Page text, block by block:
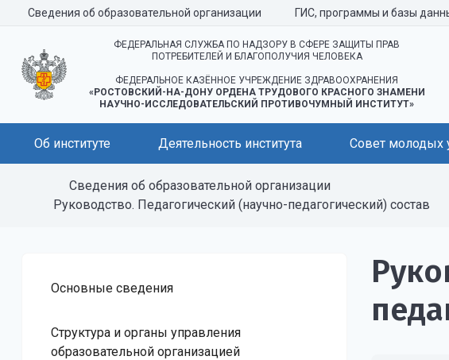
Сведения об образовательной организации ГИС, программы и базы
ФЕДЕРАЛЬНАЯ СЛУЖБА ПО НАДЗОРУ В СФЕРЕ ЗАЩИТЫ ПРАВ
ПОТРЕБИТЕЛЕЙ И БЛАГОПОЛУЧИЯ ЧЕЛОВЕКА
ФЕДЕРАЛЬНОЕ КАЗЁННОЕ УЧРЕЖДЕНИЕ ЗДРАВООХРАНЕНИЯ
«РОСТОВСКИЙ-НА-ДОНУ ОРДЕНА ТРУДОВОГО КРАСНОГО ЗНАМЕНИ
НАУЧНО-ИССЛЕДОВАТЕЛЬСКИЙ ПРОТИВОЧУМНЫЙ ИНСТИТУТ»
Об институте Деятельность института Совет молодых
Сведения об образовательной организации
Руководство. Педагогический (научно-педагогический) состав
Основные сведения
Структура и органы управления
образовательной организацией